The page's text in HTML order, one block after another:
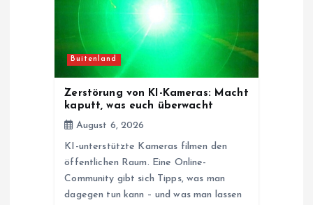
Buitenland
Zerstörung von KI-Kameras: Macht
kaputt, was euch überwacht
August 6, 2026
KI-unterstützte Kameras filmen den
öffentlichen Raum. Eine Online-
Community gibt sich Tipps, was man
dagegen tun kann – und was man lassen